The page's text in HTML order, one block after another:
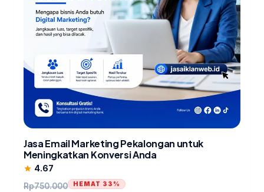
Jasa Email Marketing Pekalongan untuk
Meningkatkan Konversi Anda
star 4.67
Rp750.000 HEMAT 33%